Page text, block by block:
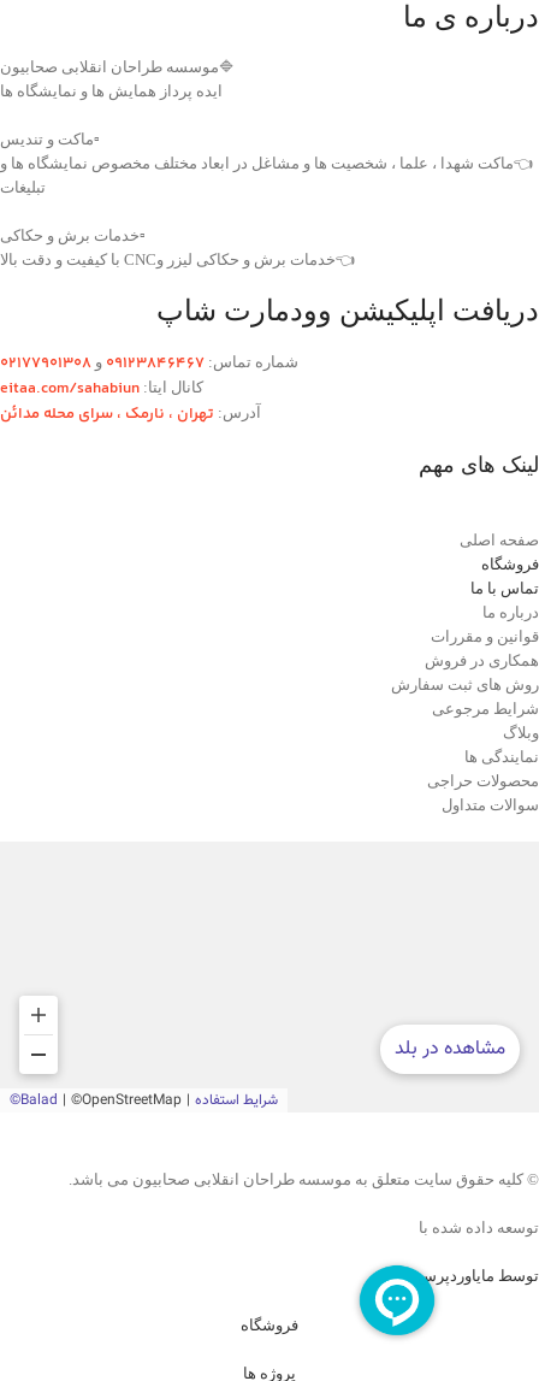
درباره ی ما
🔷موسسه طراحان انقلابی صحابیون
ایده پرداز همایش ها و نمایشگاه ها
▫️ماکت و تندیس
👈ماکت شهدا ، علما ، شخصیت ها و مشاغل در ابعاد مختلف مخصوص نمایشگاه ها و
تبلیغات
▫️خدمات برش و حکاکی
👈خدمات برش و حکاکی لیزر وCNC با کیفیت و دقت بالا
دریافت اپلیکیشن وودمارت شاپ
شماره تماس: ۰۹۱۲۳846467 و ۰2۱77901308
کانال ایتا: eitaa.com/sahabiun
آدرس: تهران ،‌ نارمک ، سرای محله مدائن
لینک های مهم
صفحه اصلی
فروشگاه
تماس با ما
درباره ما
قوانین و مقررات
همکاری در فروش
روش های ثبت سفارش
شرایط مرجوعی
وبلاگ
نمایندگی ها
محصولات حراجی
سوالات متداول
© کلیه حقوق سایت متعلق به موسسه طراحان انقلابی صحابیون می باشد.
توسعه داده شده با
توسط مایاوردپرس
فروشگاه
پروژه ها